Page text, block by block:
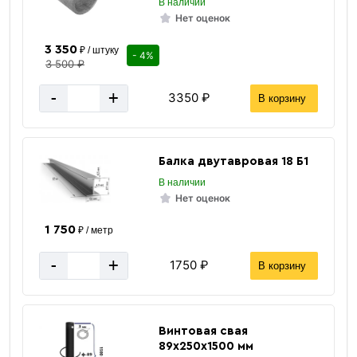
Нет оценок
3 350₽ / штуку
3 500 ₽
- 4%
- + 3350 ₽ В корзину
Балка двутавровая 18 Б1
В наличии
Нет оценок
1 750₽ / метр
- + 1750 ₽ В корзину
Винтовая свая
89х250х1500 мм